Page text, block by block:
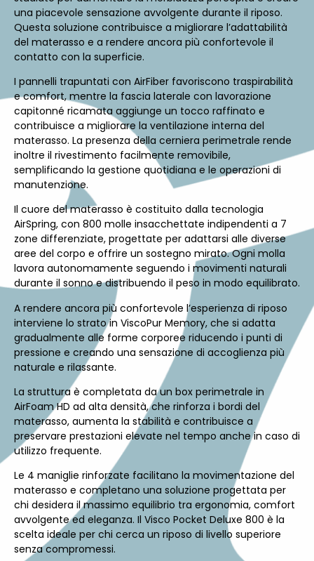
una piacevole sensazione avvolgente durante il riposo.
Questa soluzione contribuisce a migliorare l’adattabilità
del materasso e a rendere ancora più confortevole il
contatto con la superficie.
I pannelli trapuntati con AirFiber favoriscono traspirabilità
e comfort, mentre la fascia laterale con lavorazione
capitonné ricamata aggiunge un tocco raffinato e
contribuisce a migliorare la ventilazione interna del
materasso. La presenza della cerniera perimetrale rende
inoltre il rivestimento facilmente removibile,
semplificando la gestione quotidiana e le operazioni di
manutenzione.
Il cuore del materasso è costituito dalla tecnologia
AirSpring, con 800 molle insacchettate indipendenti a 7
zone differenziate, progettate per adattarsi alle diverse
aree del corpo e offrire un sostegno mirato. Ogni molla
lavora autonomamente seguendo i movimenti naturali
durante il sonno e distribuendo il peso in modo equilibrato.
A rendere ancora più confortevole l’esperienza di riposo
interviene lo strato in ViscoPur Memory, che si adatta
gradualmente alle forme corporee riducendo i punti di
pressione e creando una sensazione di accoglienza più
naturale e rilassante.
La struttura è completata da un box perimetrale in
AirFoam HD ad alta densità, che rinforza i bordi del
materasso, aumenta la stabilità e contribuisce a
preservare prestazioni elevate nel tempo anche in caso di
utilizzo frequente.
Le 4 maniglie rinforzate facilitano la movimentazione del
materasso e completano una soluzione progettata per
chi desidera il massimo equilibrio tra ergonomia, comfort
avvolgente ed eleganza. Il Visco Pocket Deluxe 800 è la
scelta ideale per chi cerca un riposo di livello superiore
senza compromessi.